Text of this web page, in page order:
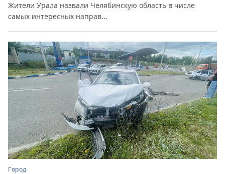
Жители Урала назвали Челябинскую область в числе
самых интересных направ...
Город